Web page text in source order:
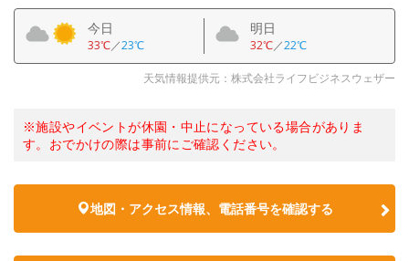
今日
33℃／23℃
明日
32℃／22℃
天気情報提供元：株式会社ライフビジネスウェザー
※施設やイベントが休園・中止になっている場合がありま
す。おでかけの際は事前にご確認ください。
地図・アクセス情報、電話番号を確認する